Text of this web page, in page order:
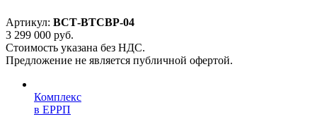
Артикул: ВСТ-ВТСВР-04
3 299 000 руб.
Стоимость указана без НДС.
Предложение не является публичной офертой.
Комплекс
в ЕРРП